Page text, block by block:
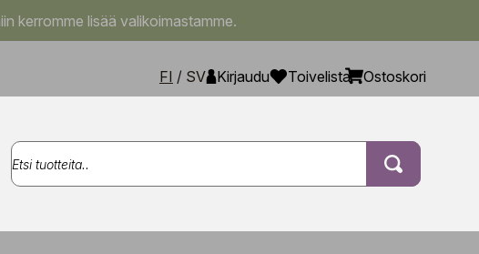
kerromme lisää valikoimastamme.
FI / SV Kirjaudu Toivelista Ostoskori